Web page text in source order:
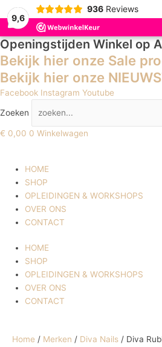
9,6
936 Reviews
Openingstijden Winkel op
Bekijk hier onze Sale
Bekijk hier onze
Facebook Instagram Youtube
Zoeken
€ 0,00 0 Winkelwagen
HOME
SHOP
OPLEIDINGEN & WORKSHOPS
OVER ONS
CONTACT
HOME
SHOP
OPLEIDINGEN & WORKSHOPS
OVER ONS
CONTACT
Home / Merken / Diva Nails / Diva